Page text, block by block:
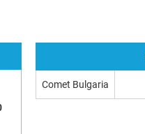
Comet Bulgaria